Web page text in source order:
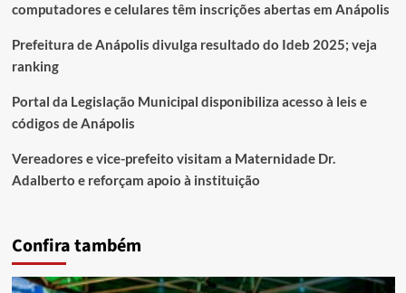
computadores e celulares têm inscrições abertas em Anápolis
Prefeitura de Anápolis divulga resultado do Ideb 2025; veja
ranking
Portal da Legislação Municipal disponibiliza acesso à leis e
códigos de Anápolis
Vereadores e vice-prefeito visitam a Maternidade Dr.
Adalberto e reforçam apoio à instituição
Confira também